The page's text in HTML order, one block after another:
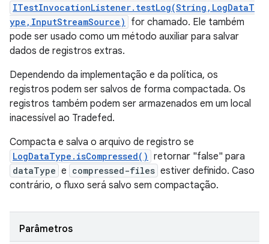
ITestInvocationListener.testLog(String,LogDataT
ype,InputStreamSource)
for chamado. Ele também
pode ser usado como um método auxiliar para salvar
dados de registros extras.
Dependendo da implementação e da política, os
registros podem ser salvos de forma compactada. Os
registros também podem ser armazenados em um local
inacessível ao Tradefed.
Compacta e salva o arquivo de registro se
LogDataType.isCompressed() retornar "false" para
dataType e compressed-files estiver definido. Caso
contrário, o fluxo será salvo sem compactação.
Parâmetros